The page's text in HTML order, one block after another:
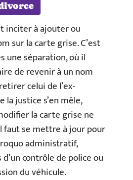
inciter à ajouter ou
sur la carte grise. C’est
une séparation, où il
de revenir à un nom
celui de l’ex-
la justice s’en mêle,
la carte grise ne
faut se mettre à jour pour
administratif,
contrôle de police ou
du véhicule.